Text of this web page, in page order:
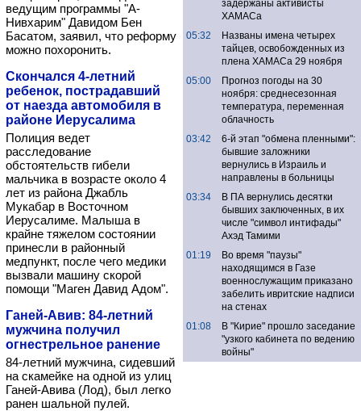
ведущим программы "А-
Нивхарим" Давидом Бен
Басатом, заявил, что реформу
можно похоронить.
Скончался 4-летний
ребенок, пострадавший
от наезда автомобиля в
районе Иерусалима
Полиция ведет
расследование
обстоятельств гибели
мальчика в возрасте около 4
лет из района Джабль
Мукабар в Восточном
Иерусалиме. Малыша в
крайне тяжелом состоянии
принесли в районный
медпункт, после чего медики
вызвали машину скорой
помощи "Маген Давид Адом".
Ганей-Авив: 84-летний
мужчина получил
огнестрельное ранение
84-летний мужчина, сидевший
на скамейке на одной из улиц
Ганей-Авива (Лод), был легко
ранен шальной пулей.
задержаны активисты
ХАМАСа
05:32
Названы имена четырех
тайцев, освобожденных из
плена ХАМАСа 29 ноября
05:00
Прогноз погоды на 30
ноября: среднесезонная
температура, переменная
облачность
03:42
6-й этап "обмена пленными":
бывшие заложники
вернулись в Израиль и
направлены в больницы
03:34
В ПА вернулись десятки
бывших заключенных, в их
числе "символ интифады"
Ахэд Тамими
01:19
Во время "паузы"
находящимся в Газе
военнослужащим приказано
забелить ивритские надписи
на стенах
01:08
В "Кирие" прошло заседание
"узкого кабинета по ведению
войны"